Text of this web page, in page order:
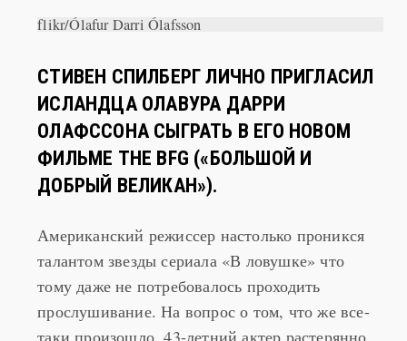
СТИВЕН СПИЛБЕРГ ЛИЧНО ПРИГЛАСИЛ
ИСЛАНДЦА ОЛАВУРА ДАРРИ
ОЛАФССОНА СЫГРАТЬ В ЕГО НОВОМ
ФИЛЬМЕ THE BFG («БОЛЬШОЙ И
Американский режиссер настолько проникся
талантом звезды сериала «В ловушке» что
тому даже не потребовалось проходить